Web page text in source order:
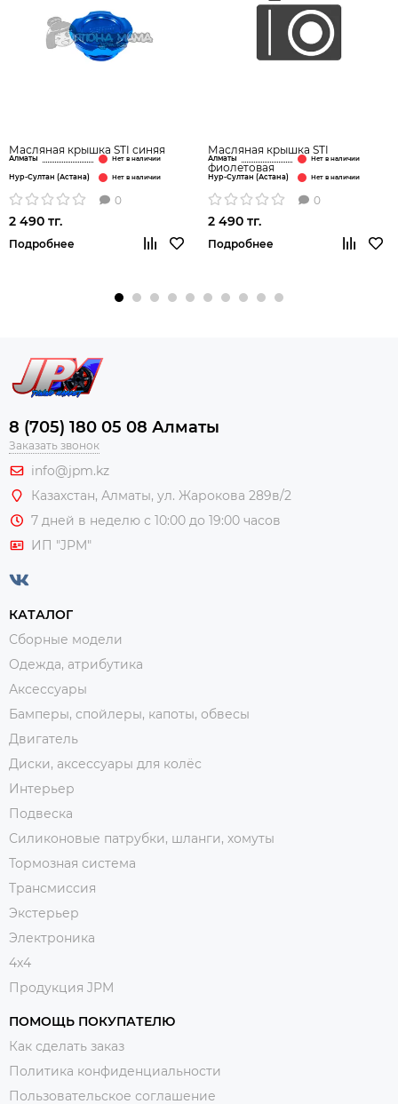
Масляная крышка STI синяя
Алматы
Нур-Султан (Астана)
0
2 490 тг.
Подробнее
Масляная крышка STI
фиолетовая
Алматы
Нур-Султан (Астана)
0
2 490 тг.
Подробнее
8 (705) 180 05 08 Алматы
Заказать звонок
info@jpm.kz
Казахстан, Алматы, ул. Жарокова 289в/2
7 дней в неделю с 10:00 до 19:00 часов
ИП "JPM"
КАТАЛОГ
Сборные модели
Одежда, атрибутика
Аксессуары
Бамперы, спойлеры, капоты, обвесы
Двигатель
Диски, аксессуары для колёс
Интерьер
Подвеска
Силиконовые патрубки, шланги, хомуты
Тормозная система
Трансмиссия
Экстерьер
Электроника
4x4
Продукция JPM
ПОМОЩЬ ПОКУПАТЕЛЮ
Как сделать заказ
Политика конфиденциальности
Пользовательское соглашение